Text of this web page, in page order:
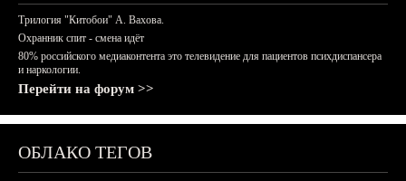
Трилогия "Китобои" А. Вахова.
Охранник спит - смена идёт
80% российского медиаконтента это телевидение для пациентов психдиспансера
и наркологии.
Перейти на форум >>
ОБЛАКО ТЕГОВ